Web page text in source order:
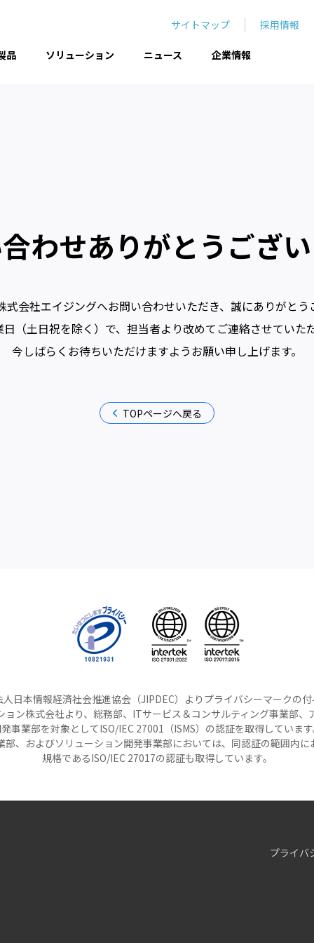
サイトマップ 採用情報
品 ソリューション ニュース 企業情報
わせありがとうござ
式会社エイジングへお問い合わせいただき、誠にありがとう
（土日祝を除く）で、担当者より改めてご連絡させていただ
今しばらくお待ちいただけますようお願い申し上げます。
TOPページへ戻る
日本情報経済社会推進協会（JIPDEC）よりプライバシーマークの付
ン株式会社より、総務部、ITサービス＆コンサルティング事業部
事業部を対象としてISO/IEC 27001（ISMS）の認証を取得しています
、およびソリューション開発事業部においては、同認証の範囲内
規格であるISO/IEC 27017の認証も取得しています。
プライバ